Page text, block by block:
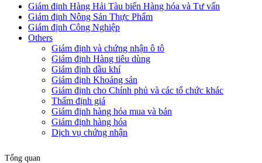
Giám định Hàng Hải Tàu biển Hàng hóa và Tư vấn
Giám định Nông Sản Thực Phẩm
Giám định Công Nghiệp
Others
Giám định và chứng nhận ô tô
Giám định Hàng tiêu dùng
Giám định dầu khí
Giám định Khoáng sản
Giám định cho Chính phủ và các tổ chức khác
Thẩm định giá
Giám định hàng hóa mua và bán
Giám định hàng hóa
Dịch vụ chứng nhận
Tổng quan